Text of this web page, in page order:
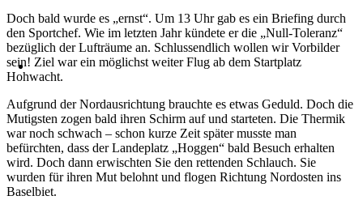
Doch bald wurde es „ernst“. Um 13 Uhr gab es ein Briefing durch
den Sportchef. Wie im letzten Jahr kündete er die „Null-Toleranz“
bezüglich der Lufträume an. Schlussendlich wollen wir Vorbilder
sein! Ziel war ein möglichst weiter Flug ab dem Startplatz
Hohwacht.
Aufgrund der Nordausrichtung brauchte es etwas Geduld. Doch die
Mutigsten zogen bald ihren Schirm auf und starteten. Die Thermik
war noch schwach – schon kurze Zeit später musste man
befürchten, dass der Landeplatz „Hoggen“ bald Besuch erhalten
wird. Doch dann erwischten Sie den rettenden Schlauch. Sie
wurden für ihren Mut belohnt und flogen Richtung Nordosten ins
Baselbiet.